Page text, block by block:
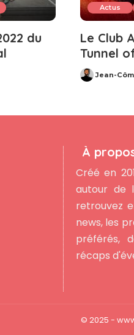
du
Actus
Le Club
Tunnel
Posted
Jean-
À
Créé en
autour de
retrouvez
news, les
préférés,
récaps
© 2025 -